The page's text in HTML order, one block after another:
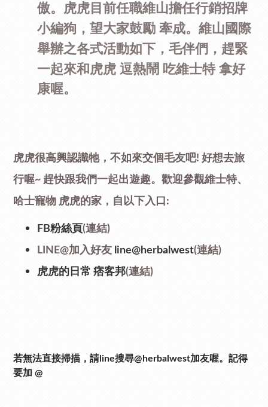
傲。 虎虎目前任職維山擔任行銷招牌
小編狗， 望大家鼓勵 牽成。 維山國際
舉辦之各式活動如下， 毛伴們，趕緊
一起來和虎虎 逗熱鬧 吃維士特 拿好
康喔。
虎虎很高興認識牠，不如來交個毛友吧! 好想去旅
行喔~ 趕快跟我們一起出遊趣。 歡迎參觀維士特、
哈士寵物 虎虎的家，自以下入口:
FB粉絲頁(連結)
LINE@加入好友 line@herbalwest(連結)
虎虎的日常 痞客邦(連結)
若無法直接掃描，請line搜尋@herbalwest加友喔。記得
要加 @